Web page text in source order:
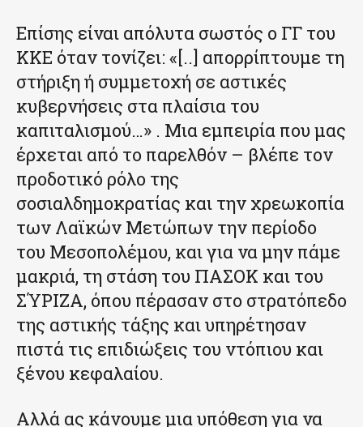
Επίσης είναι απόλυτα σωστός ο ΓΓ του
ΚΚΕ όταν τονίζει: «[..] απορρίπτουμε τη
στήριξη ή συμμετοχή σε αστικές
κυβερνήσεις στα πλαίσια του
καπιταλισμού…» . Μια εμπειρία που μας
έρχεται από το παρελθόν – βλέπε τον
προδοτικό ρόλο της
σοσιαλδημοκρατίας και την χρεωκοπία
των Λαϊκών Μετώπων την περίοδο
του Μεσοπολέμου, και για να μην πάμε
μακριά, τη στάση του ΠΑΣΟΚ και του
ΣΎΡΙΖΑ, όπου πέρασαν στο στρατόπεδο
της αστικής τάξης και υπηρέτησαν
πιστά τις επιδιώξεις του ντόπιου και
ξένου κεφαλαίου.
Αλλά ας κάνουμε μια υπόθεση για να